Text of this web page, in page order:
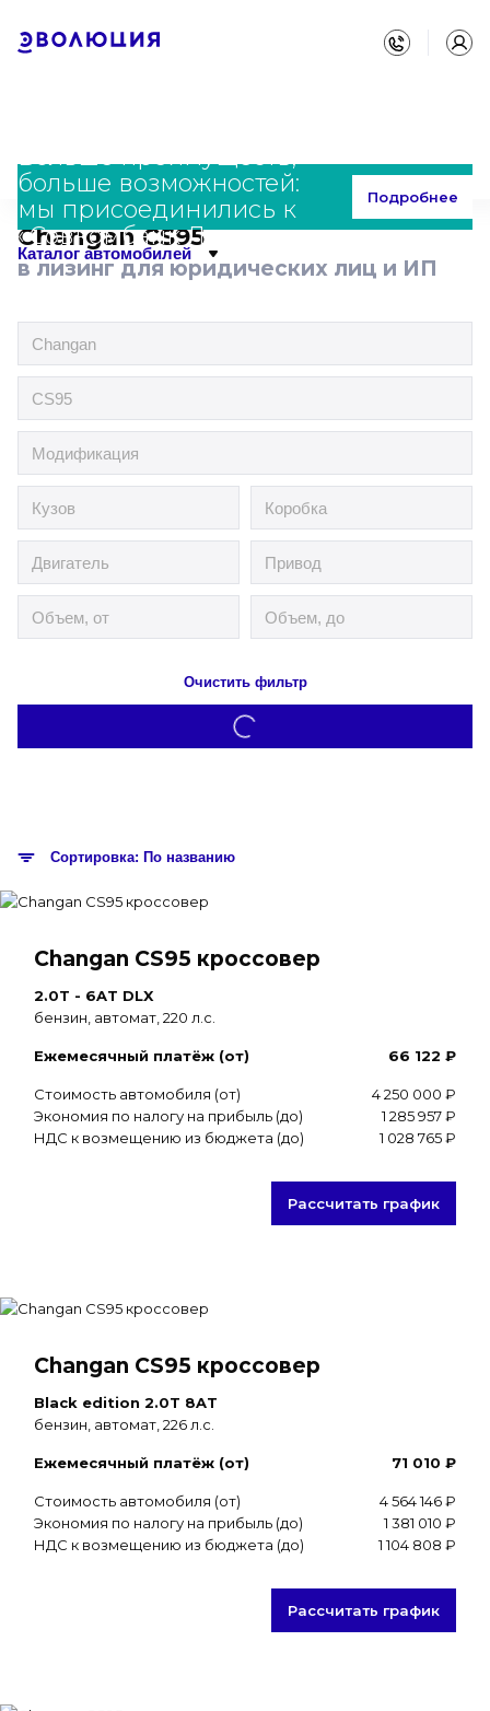
Больше преимуществ,
больше возможностей:
мы присоединились к
«Совкомбанк Лизинг»
Подробнее
Каталог автомобилей
Главная Каталог Changan
Changan CS95
в лизинг для юридических лиц и ИП
Очистить фильтр
Сортировка: По названию
Changan CS95 кроссовер
2.0T - 6AT DLX
бензин, автомат, 220 л.с.
Ежемесячный платёж (от) 66 122 ₽
Стоимость автомобиля (от)
4 250 000 ₽
Экономия по налогу на прибыль (до)
1 285 957 ₽
НДС к возмещению из бюджета (до)
1 028 765 ₽
Рассчитать график
Changan CS95 кроссовер
Black edition 2.0T 8AT
бензин, автомат, 226 л.с.
Ежемесячный платёж (от) 71 010 ₽
Стоимость автомобиля (от)
4 564 146 ₽
Экономия по налогу на прибыль (до)
1 381 010 ₽
НДС к возмещению из бюджета (до)
1 104 808 ₽
Рассчитать график